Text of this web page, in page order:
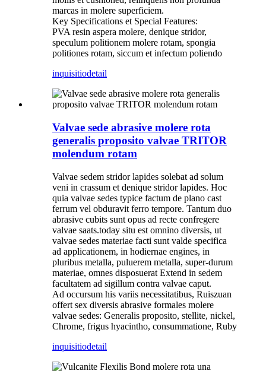
marcas in molere superficiem.
Key Specifications et Special Features:
PVA resin aspera molere, denique stridor,
speculum politionem molere rotam, spongia
politiones rotam, siccum et infectum poliendo
inquisitiodetail
Valvae sede abrasive molere rota
generalis proposito valvae TRITOR
molendum rotam
Valvae sedem stridor lapides solebat ad solum
veni in crassum et denique stridor lapides. Hoc
quia valvae sedes typice factum de plano cast
ferrum vel obduravit ferro tempore. Tantum duo
abrasive cubits sunt opus ad recte confregere
valvae saats.today situ est omnino diversis, ut
valvae sedes materiae facti sunt valde specifica
ad applicationem, in hodiernae engines, in
pluribus metalla, puluerem metalla, super-durum
materiae, omnes disposuerat Extend in sedem
facultatem ad sigillum contra valvae caput.
Ad occursum his variis necessitatibus, Ruiszuan
offert sex diversis abrasive formales molere
valvae sedes: Generalis proposito, stellite, nickel,
Chrome, frigus hyacintho, consummatione, Ruby
inquisitiodetail